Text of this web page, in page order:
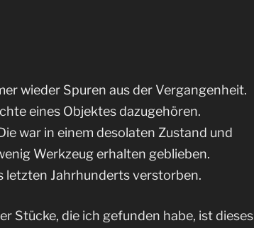
wieder Spuren aus der Vergangenheit.
eines Objektes dazugehören.
war in einem desolaten Zustand und
Werkzeug erhalten geblieben.
letzten Jahrhunderts verstorben.
Stücke, die ich gefunden habe, ist dieses